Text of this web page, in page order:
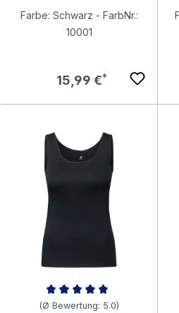
Farbe: Schwarz - FarbNr.:
10001
Regulärer Preis:
15,99 €
Durchschnittliche Bewertung von
(Ø Bewertung: 5.0)